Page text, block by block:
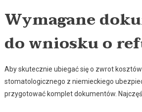
Wymagane
do wniosku o
Aby skutecznie ubiegać się o zwrot
stomatologicznego z niemieckiego
przygotować komplet dokumentów.